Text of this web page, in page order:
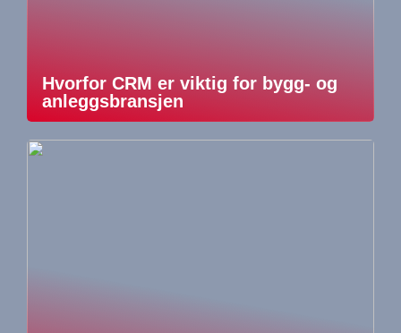
Hvorfor CRM er viktig for bygg- og
anleggsbransjen